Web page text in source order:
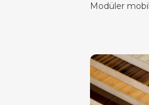
Modüler